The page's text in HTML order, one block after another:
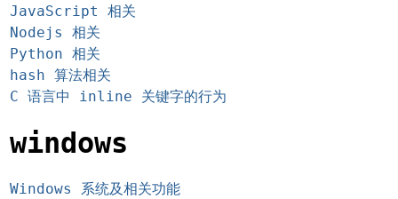
JavaScript 相关
Nodejs 相关
Python 相关
hash 算法相关
C 语言中 inline 关键字的行为
windows
Windows 系统及相关功能